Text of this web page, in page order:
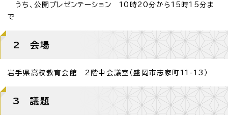
うち、公開プレゼンテーション 10時20分から15時15分ま
で
2 会場
岩手県高校教育会館 2階中会議室（盛岡市志家町11-13）
3 議題